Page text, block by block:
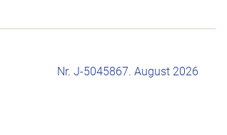
Nr. J-5045867. August 2026